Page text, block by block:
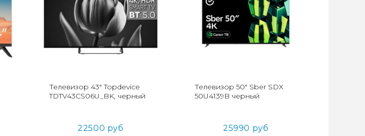
Телевизор 43" Topdevice
TDTV43CS06U_BK, черный
22500 руб
Телевизор 50" Sber SDX
50U4139B черный
25990 руб